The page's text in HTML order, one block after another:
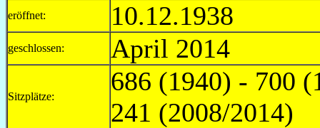
eröffnet: 10.12.1938
geschlossen: April 2014
Sitzplätze:
686 (1940) - 700
241 (2008/2014)